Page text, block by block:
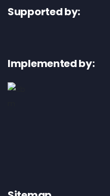
Supported by:
Implemented by: